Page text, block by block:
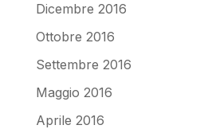
Dicembre 2016
Ottobre 2016
Settembre 2016
Maggio 2016
Aprile 2016